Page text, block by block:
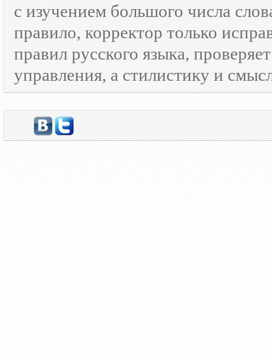
с изучением большого числа
правило, корректор только
правил русского языка,
управления, а стилистику и